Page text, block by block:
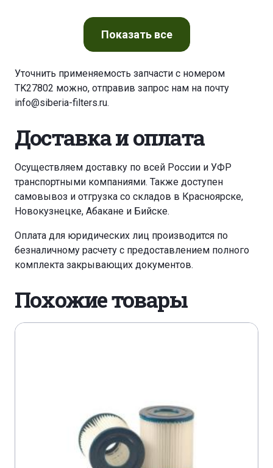
Показатьвсе
Уточнить применяемость запчасти с номером
TK27802 можно, отправив запрос нам на почту
info@siberia-filters.ru.
Доставка и оплата
Осуществляем доставку по всей России и УФР
транспортными компаниями. Также доступен
самовывоз и отгрузка со складов в Красноярске,
Новокузнецке, Абакане и Бийске.
Оплата для юридических лиц производится по
безналичному расчету с предоставлением полного
комплекта закрывающих документов.
Похожие товары